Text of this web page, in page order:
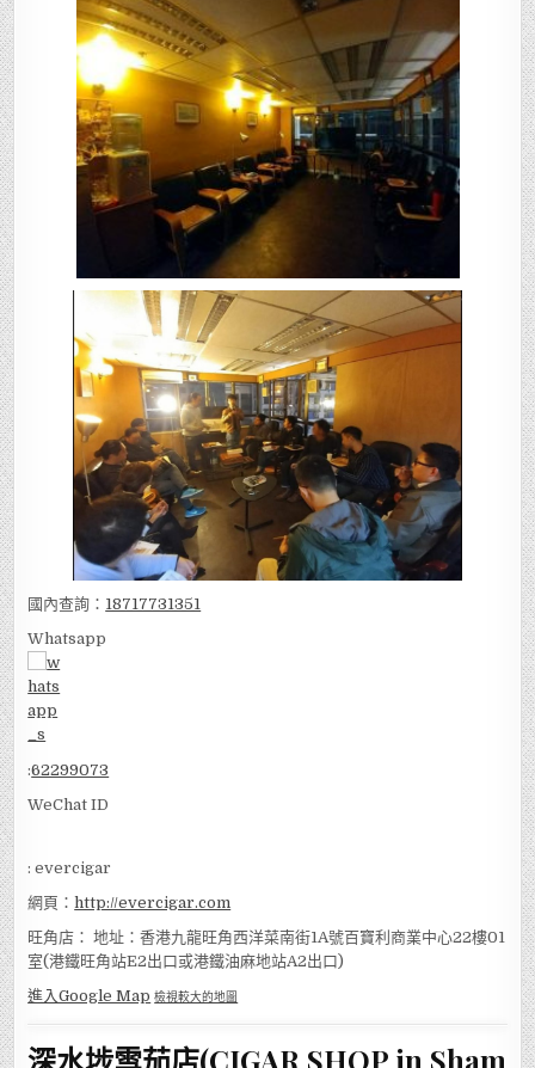
國內查詢： 18717731351
Whatsapp
:62299073
WeChat ID
: evercigar
網頁：http://evercigar.com
旺角店： 地址：香港九龍旺角西洋菜南街1A號百寶利商業中心22樓01
室(港鐵旺角站E2出口或港鐵油麻地站A2出口)
進入Google Map 檢視較大的地圖
深水埗雪茄店(CIGAR SHOP in Sham